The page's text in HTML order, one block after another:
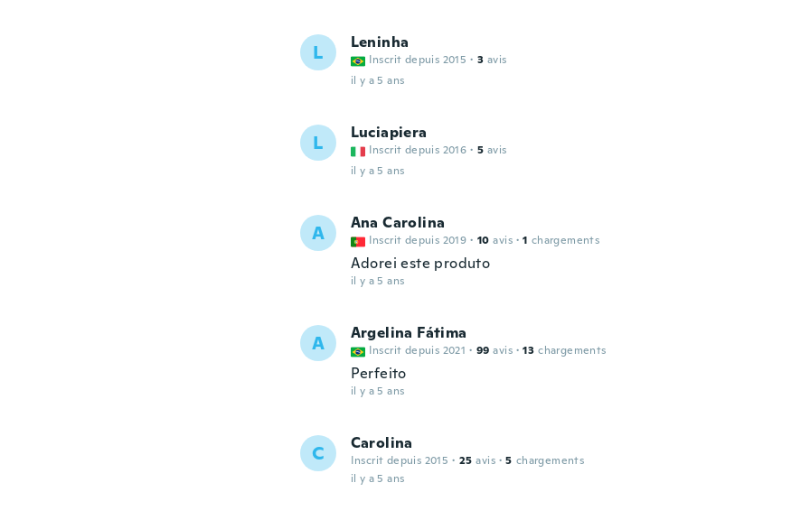
L Leninha
Inscrit depuis 2015 · 3 avis
il y a 5 ans
L Luciapiera
Inscrit depuis 2016 · 5 avis
il y a 5 ans
A Ana Carolina
Inscrit depuis 2019 · 10 avis · 1 chargements
Adorei este produto
il y a 5 ans
A Argelina Fátima
Inscrit depuis 2021 · 99 avis · 13 chargements
Perfeito
il y a 5 ans
C Carolina
Inscrit depuis 2015 · 25 avis · 5 chargements
il y a 5 ans